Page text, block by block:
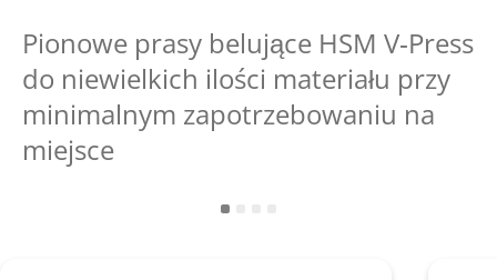
Pionowe prasy belujące HSM V‑Press
do niewielkich ilości materiału przy
minimalnym zapotrzebowaniu na
miejsce